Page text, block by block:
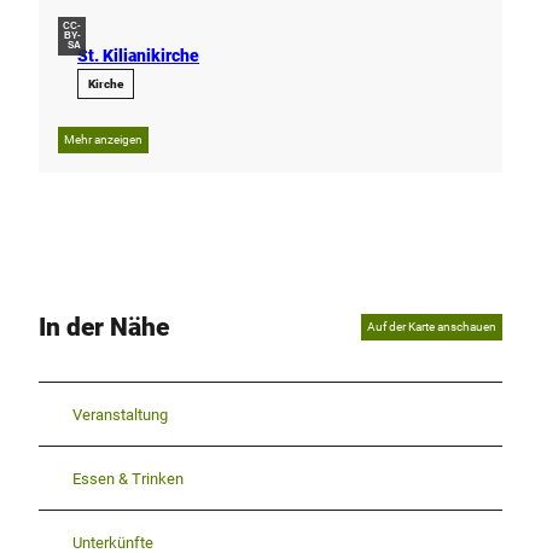
CC-
BY-
SA
St. Kilianikirche
Kirche
Mehr anzeigen
In der Nähe Auf der Karte anschauen
Veranstaltung
Essen & Trinken
Unterkünfte